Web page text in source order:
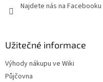
Najdete nás na Facebooku
Užitečné informace
Výhody nákupu ve Wiki
Půjčovna